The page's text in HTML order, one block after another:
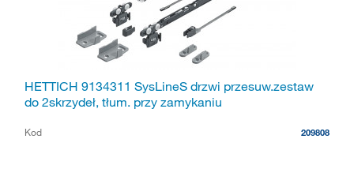
HETTICH 9134311 SysLineS drzwi przesuw.zestaw
do 2skrzydeł, tłum. przy zamykaniu
Kod 209808